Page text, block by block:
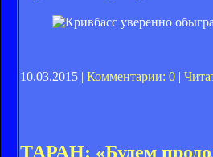
10.03.2015 | Комментарии: 0 |
ТАРАН: «Будем